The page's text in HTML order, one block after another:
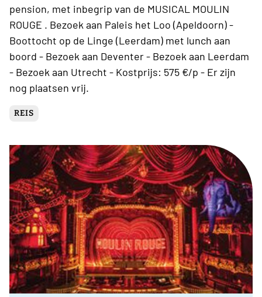
pension, met inbegrip van de MUSICAL MOULIN
ROUGE . Bezoek aan Paleis het Loo (Apeldoorn) -
Boottocht op de Linge (Leerdam) met lunch aan
boord - Bezoek aan Deventer - Bezoek aan Leerdam
- Bezoek aan Utrecht - Kostprijs: 575 €/p - Er zijn
nog plaatsen vrij.
REIS